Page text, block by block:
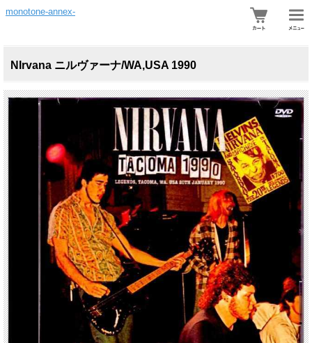
monotone-annex-
NIrvana ニルヴァーナ/WA,USA 1990